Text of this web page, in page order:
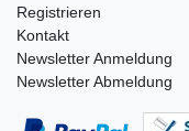
Registrieren
Kontakt
Newsletter Anmeldung
Newsletter Abmeldung